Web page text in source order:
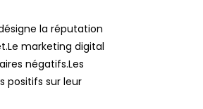
la réputation
marketing digital
négatifs.Les
positifs sur leur